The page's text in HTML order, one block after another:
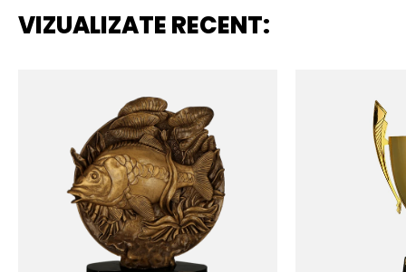
VIZUALIZATE RECENT: